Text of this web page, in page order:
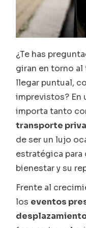
¿Te has
giran en torno al
llegar puntual,
imprevistos? En
importa tanto
transporte
de ser un lujo
estratégica para
bienestar y su
Frente al
los eventos